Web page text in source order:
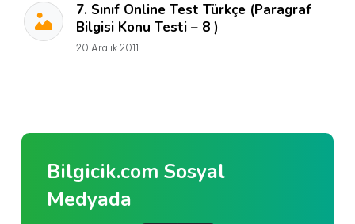
7. Sınıf Online Test Türkçe (Paragraf
Bilgisi Konu Testi – 8 )
20 Aralık 2011
Bilgicik.com Sosyal
Medyada